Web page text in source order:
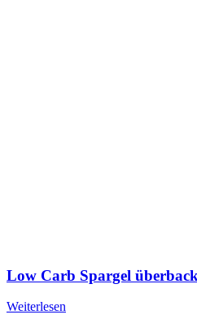
Low Carb Spargel
Weiterlesen